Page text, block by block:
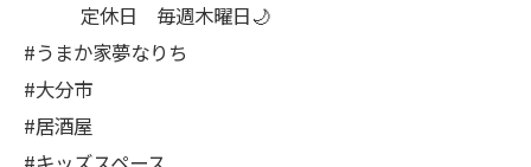
定休日 毎週木曜日🌙
#うまか家夢なりち
#大分市
#居酒屋